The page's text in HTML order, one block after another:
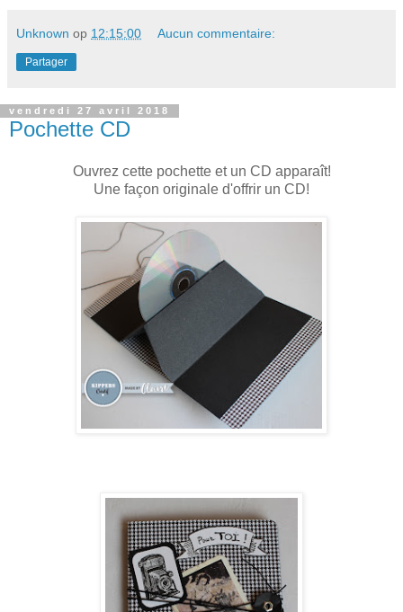
Unknown op 12:15:00 Aucun commentaire:
Partager
vendredi 27 avril 2018
Pochette CD
Ouvrez cette pochette et un CD apparaît!
Une façon originale d'offrir un CD!